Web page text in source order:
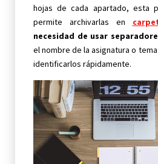
hojas de cada apartado, esta
permite archivarlas en
necesidad de usar
el nombre de la asignatura o
identificarlos rápidamente.